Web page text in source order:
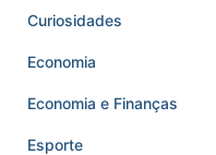
Curiosidades
Economia
Economia e Finanças
Esporte